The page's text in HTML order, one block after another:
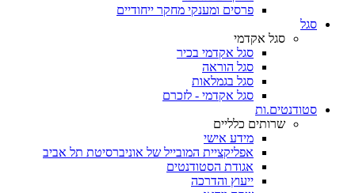
פרסים ומענקי מחקר ייחודיים
סגל
סגל אקדמי
סגל אקדמי בכיר
סגל הוראה
סגל בגמלאות
סגל אקדמי - לזכרם
סטודנטים.ות
שרותים כלליים
מידע אישי
אפליקציית המובייל של אוניברסיטת תל אביב
אגודת הסטודנטים
ייעוץ והדרכה